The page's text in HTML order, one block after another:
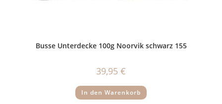
Busse Unterdecke 100g Noorvik schwarz 155
39,95 €
In den Warenkorb